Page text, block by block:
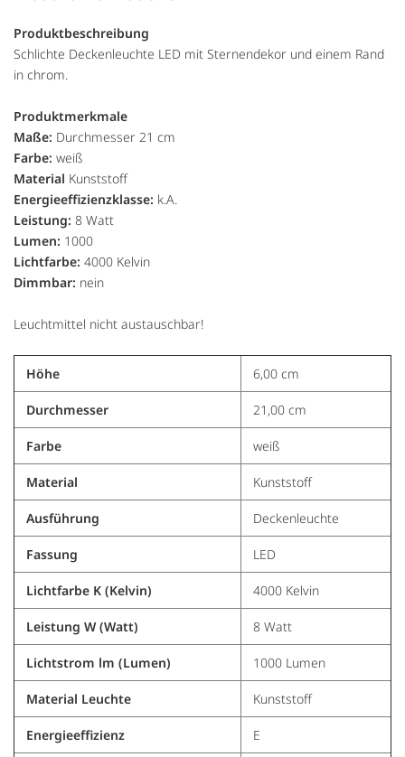
Produktbeschreibung
Schlichte Deckenleuchte LED mit Sternendekor und einem Rand
in chrom.
Produktmerkmale
Maße: Durchmesser 21 cm
Farbe: weiß
Material Kunststoff
Energieeffizienzklasse: k.A.
Leistung: 8 Watt
Lumen: 1000
Lichtfarbe: 4000 Kelvin
Dimmbar: nein
Leuchtmittel nicht austauschbar!
Höhe 6,00 cm
Durchmesser 21,00 cm
Farbe weiß
Material Kunststoff
Ausführung Deckenleuchte
Fassung LED
Lichtfarbe K (Kelvin) 4000 Kelvin
Leistung W (Watt) 8 Watt
Lichtstrom lm (Lumen) 1000 Lumen
Material Leuchte Kunststoff
Energieeffizienz E